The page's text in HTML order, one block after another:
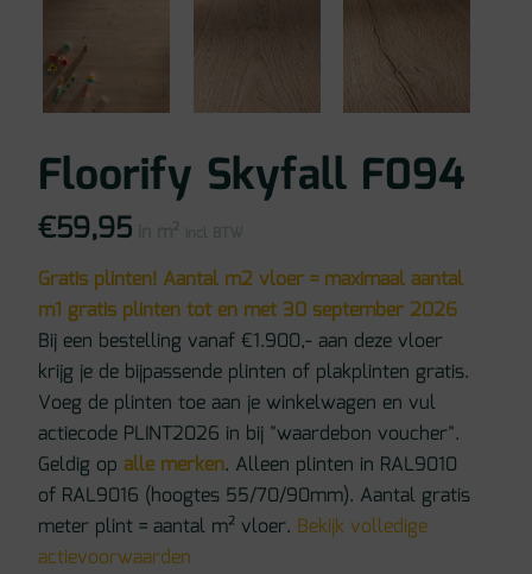
Floorify Skyfall F094
€59,95
Gratis plinten! Aantal m2 vloer = maximaal aantal
m1 gratis plinten tot en met 30 september 2026
Bij een bestelling vanaf €1.900,- aan deze vloer
krijg je de bijpassende plinten of plakplinten gratis.
Voeg de plinten toe aan je winkelwagen en vul
actiecode PLINT2026 in bij "waardebon voucher".
Geldig opalle merken. Alleen plinten in RAL9010
of RAL9016 (hoogtes 55/70/90mm). Aantal gratis
meter plint = aantal m² vloer. Bekijk volledige
actievoorwaarden